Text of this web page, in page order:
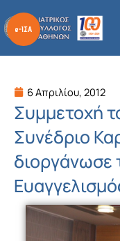
στο
περιεχόμενο
6 Απριλίου, 2012
Συμμετοχή
Συνέδριο
διοργάνωσε